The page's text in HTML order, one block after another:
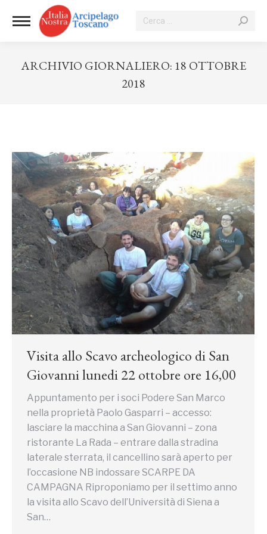
Cerca:
ARCHIVIO GIORNALIERO: 18 OTTOBRE
2018
Visita allo Scavo archeologico di San
Giovanni lunedi 22 ottobre ore 16,00
Appuntamento per i soci Podere San Marco
nella proprietà Paolo Gasparri – accesso:
lasciare la macchina a San Giovanni – zona
ristorante La Rada – entrare dalla stradina
laterale sterrata, il cancellino sarà aperto per
l’occasione NB indossare SCARPE DA
CAMPAGNA Riproponiamo per il settimo anno
la visita allo Scavo dell’Università di Siena a
San…